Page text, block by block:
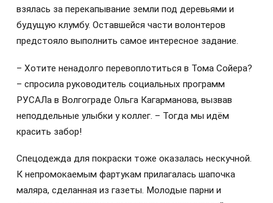
взялась за перекапывание земли под деревьями и
будущую клумбу. Оставшейся части волонтеров
предстояло выполнить самое интересное задание.
– Хотите ненадолго перевоплотиться в Тома Сойера?
– спросила руководитель социальных программ
РУСАЛа в Волгограде Ольга Кагарманова, вызвав
неподдельные улыбки у коллег. – Тогда мы идём
красить забор!
Спецодежда для покраски тоже оказалась нескучной.
К непромокаемым фартукам прилагалась шапочка
маляра, сделанная из газеты. Молодые парни и